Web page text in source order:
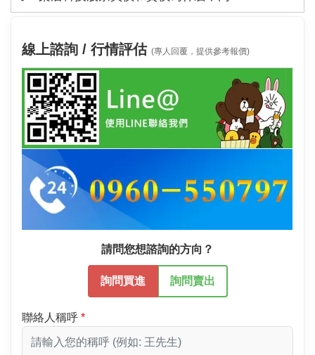
線上諮詢 / 行情評估 (專人回覆，提供參考報價)
請問您想諮詢的方向？
詢問買進 詢問賣出
聯絡人稱呼